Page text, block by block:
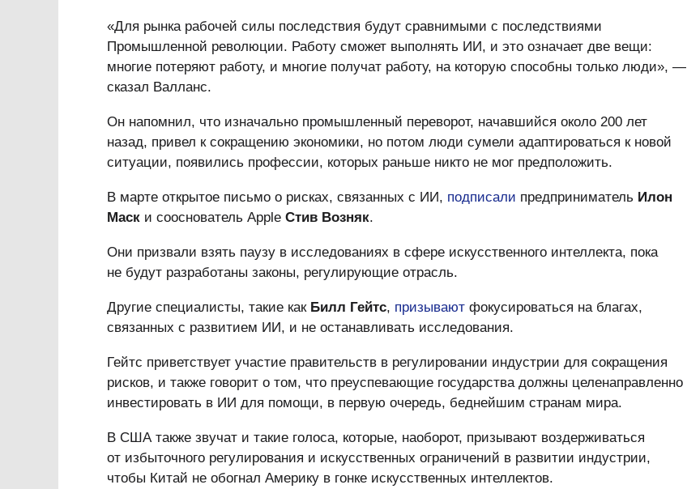
«Для рынка рабочей силы последствия будут сравнимыми с последствиями
Промышленной революции. Работу сможет выполнять ИИ, и это означает две вещи:
многие потеряют работу, и многие получат работу, на которую способны только люди», —
сказал Валланс.
Он напомнил, что изначально промышленный переворот, начавшийся около 200 лет
назад, привел к сокращению экономики, но потом люди сумели адаптироваться к новой
ситуации, появились профессии, которых раньше никто не мог предположить.
В марте открытое письмо о рисках, связанных с ИИ, подписали предприниматель Илон
Маск и сооснователь Apple Стив Возняк.
Они призвали взять паузу в исследованиях в сфере искусственного интеллекта, пока
не будут разработаны законы, регулирующие отрасль.
Другие специалисты, такие как Билл Гейтс, призывают фокусироваться на благах,
связанных с развитием ИИ, и не останавливать исследования.
Гейтс приветствует участие правительств в регулировании индустрии для сокращения
рисков, и также говорит о том, что преуспевающие государства должны целенаправленно
инвестировать в ИИ для помощи, в первую очередь, беднейшим странам мира.
В США также звучат и такие голоса, которые, наоборот, призывают воздерживаться
от избыточного регулирования и искусственных ограничений в развитии индустрии,
чтобы Китай не обогнал Америку в гонке искусственных интеллектов.